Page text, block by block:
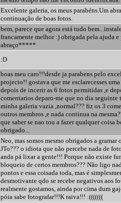
Excelente galeria, os meus parabéns.Um
continuação de boas fotos.
bem, parece que agora está tudo
francamente melhor :) obrigada pela ajuda e
abraço*****
:D
boas meu caro!!!desde ja parabens pelo
projecto!! gostava que me esclarecesses
depois de incerir as 6 fotos permitidas ,e
comentarios deparo-me que no dia seguinte
minha galeria vazia ,normal??? fiz os 3
outros membros ,e nada continua na
que saber se nao tou a fazer qualquer coisa
obrigado...
Neo, mas somos mesmo obrigados a gramar
JTo??? o idiota que não percebe nada de
anda pá lixar a gente!!! Porque não existe
bloqueio de certos membros??? Não ligo
pontos e essa coisada toda, mas é
desmotivante qdo se recebe negativos aos
realmente gostamos, ainda por cima dum
póia sabe fotografar!!!K raiva!!! :(((((((